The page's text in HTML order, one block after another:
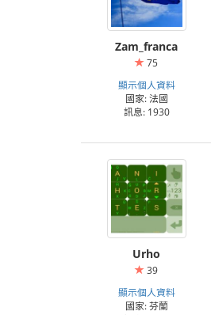
Zam_franca
75
顯示個人資料
國家: 法國
訊息: 1930
Urho
39
顯示個人資料
國家: 芬蘭